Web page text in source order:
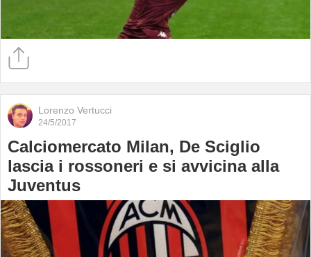
Lorenzo Vertucci
24/5/2017
Calciomercato Milan, De Sciglio
lascia i rossoneri e si avvicina alla
Juventus